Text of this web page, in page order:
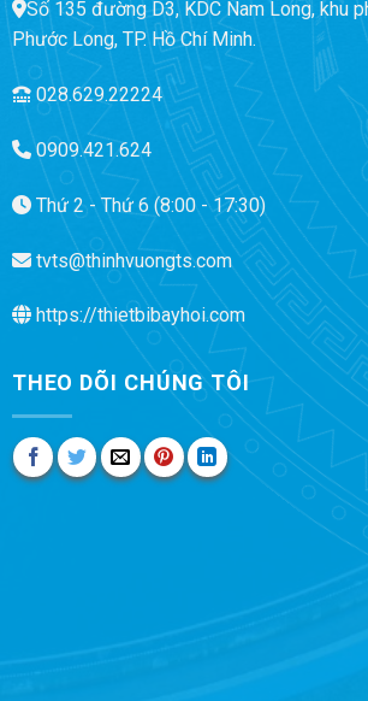
Số 135 đường D3, KDC Nam Long, khu
Phước Long, TP. Hồ Chí Minh.
028.629.22224
0909.421.624
Thứ 2 - Thứ 6 (8:00 - 17:30)
tvts@thinhvuongts.com
https://thietbibayhoi.com
THEO DÕI CHÚNG TÔI